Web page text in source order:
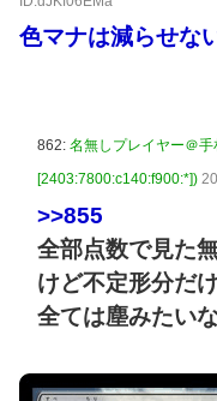
色マナは減らせな
862: 名無しプレイヤー＠
[2403:7800:c140:f900:*])
>>855
全部点数で見た
けど不定形分だ
全ては塵みたい